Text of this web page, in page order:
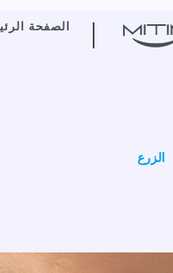
الصفحة
الزرع